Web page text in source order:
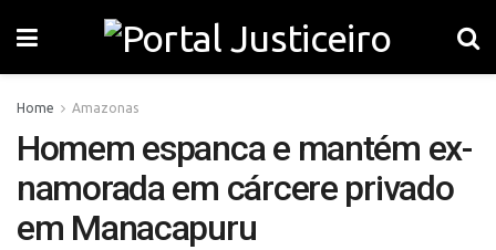
Home Amazonas
Homem espanca e mantém ex-
namorada em cárcere privado
em Manacapuru